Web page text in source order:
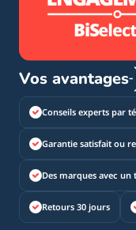
Vos avantages
Conseils experts par
Garantie satisfait ou
Des marques avec
Retours 30 jours